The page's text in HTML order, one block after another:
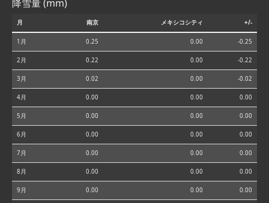
降雪量 (mm)
月 南京 メキシコシティ +/-
1月 0.25 0.00 -0.25
2月 0.22 0.00 -0.22
3月 0.02 0.00 -0.02
4月 0.00 0.00 0.00
5月 0.00 0.00 0.00
6月 0.00 0.00 0.00
7月 0.00 0.00 0.00
8月 0.00 0.00 0.00
9月 0.00 0.00 0.00